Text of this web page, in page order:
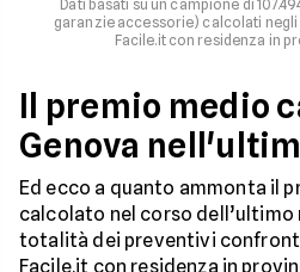
Dati basati su un campione di
garanzie accessorie) calcolati negli
Facile.it con residenza in
Il premio medio
Genova
Ed ecco a quanto ammonta il
calcolato nel corso dell’ultimo
totalità dei preventivi
Facile.it con residenza in